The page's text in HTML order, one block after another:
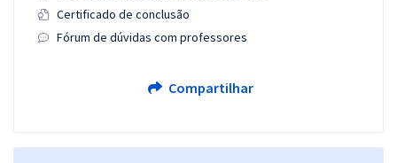
Certificado de conclusão
Fórum de dúvidas com professores
Compartilhar